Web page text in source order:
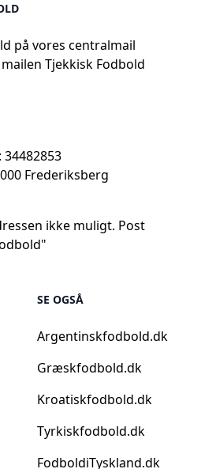
på vores centralmail
Tjekkisk Fodbold
34482853
Frederiksberg
ikke muligt. Post
SE OGSÅ
Argentinskfodbold.dk
Græskfodbold.dk
Kroatiskfodbold.dk
Tyrkiskfodbold.dk
FodboldiTyskland.dk